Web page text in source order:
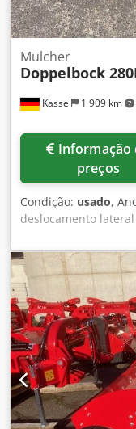
Kassel 1 909 km
Mulcher
Doppelbock
preços
Condição: usado,
deslocamento
borracha completo,
W2500-860mm /